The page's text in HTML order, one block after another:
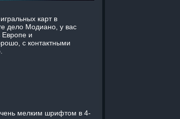
карт в
дело Модиано, у вас
Европе и
с контактными
мелким шрифтом в 4-